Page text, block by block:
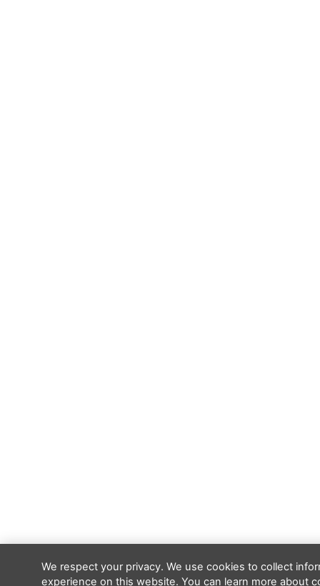
We respect your privacy. We use cookies to collect
experience on this website. You can learn more about